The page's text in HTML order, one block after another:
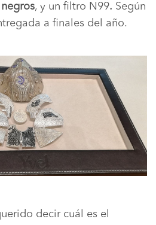
, y un filtro N99. Según
a finales del año.
decir cuál es el